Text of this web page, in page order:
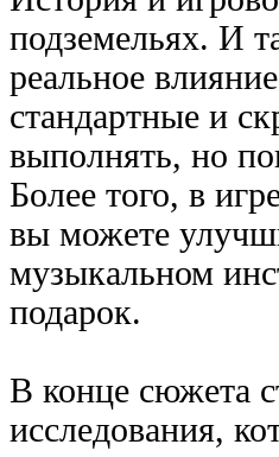
подземельях. И
реальное
стандартные и
выполнять, но
Более того, в
вы можете
музыкальном
подарок.
В конце сюжета
исследования,